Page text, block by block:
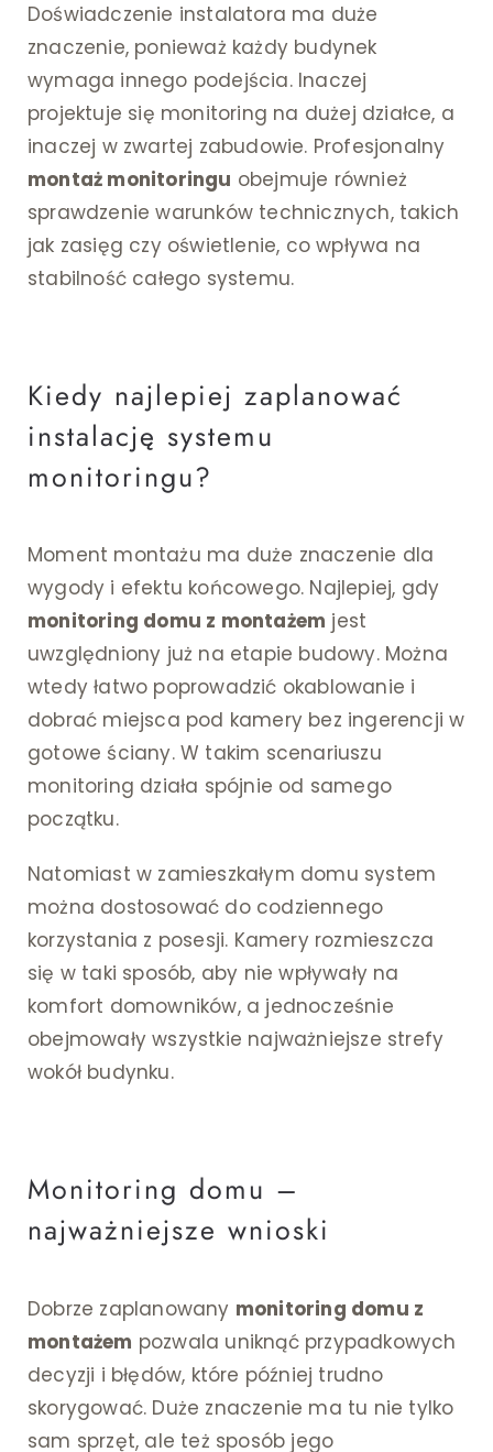
Doświadczenie instalatora ma duże
znaczenie, ponieważ każdy budynek
wymaga innego podejścia. Inaczej
projektuje się monitoring na dużej działce, a
inaczej w zwartej zabudowie. Profesjonalny
montaż monitoringu obejmuje również
sprawdzenie warunków technicznych, takich
jak zasięg czy oświetlenie, co wpływa na
stabilność całego systemu.
Kiedy najlepiej zaplanować
instalację systemu
monitoringu?
Moment montażu ma duże znaczenie dla
wygody i efektu końcowego. Najlepiej, gdy
monitoring domu z montażem jest
uwzględniony już na etapie budowy. Można
wtedy łatwo poprowadzić okablowanie i
dobrać miejsca pod kamery bez ingerencji w
gotowe ściany. W takim scenariuszu
monitoring działa spójnie od samego
początku.
Natomiast w zamieszkałym domu system
można dostosować do codziennego
korzystania z posesji. Kamery rozmieszcza
się w taki sposób, aby nie wpływały na
komfort domowników, a jednocześnie
obejmowały wszystkie najważniejsze strefy
wokół budynku.
Monitoring domu –
najważniejsze wnioski
Dobrze zaplanowany monitoring domu z
montażem pozwala uniknąć przypadkowych
decyzji i błędów, które później trudno
skorygować. Duże znaczenie ma tu nie tylko
sam sprzęt, ale też sposób jego